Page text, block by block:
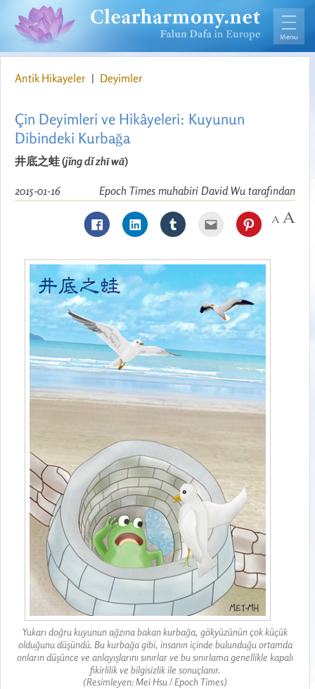
Antik Hikayeler | Deyimler
Çin Deyimleri ve Hikâyeleri: Kuyunun
Dibindeki Kurbağa
井底之蛙 (jǐng dǐ zhī wā)
Epoch Times muhabiri David Wu tarafından
2015-01-16
Yukarı doğru kuyunun ağzına bakan kurbağa, gökyüzünün çok küçük
olduğunu düşündü. Bu kurbağa gibi, insanın içinde bulunduğu ortamda
onların düşünce ve anlayışlarını sınırlar ve bu sınırlama genellikle kapalı
fikirlilik ve bilgisizlik ile sonuçlanır.
(Resimleyen: Mei Hsu / Epoch Times)